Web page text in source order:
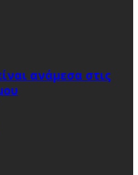
ανάμεσα στις